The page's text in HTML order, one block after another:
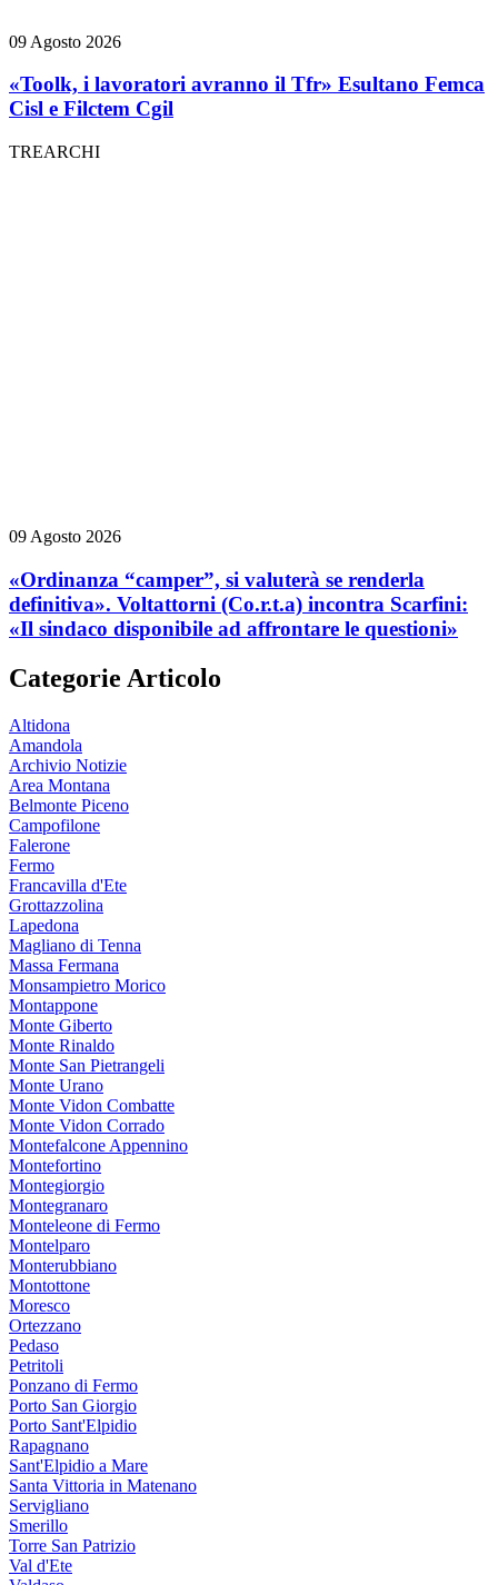
09 Agosto 2026
«Toolk, i lavoratori avranno il Tfr» Esultano Femca
Cisl e Filctem Cgil
TREARCHI
09 Agosto 2026
«Ordinanza “camper”, si valuterà se renderla
definitiva». Voltattorni (Co.r.t.a) incontra Scarfini:
«Il sindaco disponibile ad affrontare le questioni»
Categorie Articolo
Altidona
Amandola
Archivio Notizie
Area Montana
Belmonte Piceno
Campofilone
Falerone
Fermo
Francavilla d'Ete
Grottazzolina
Lapedona
Magliano di Tenna
Massa Fermana
Monsampietro Morico
Montappone
Monte Giberto
Monte Rinaldo
Monte San Pietrangeli
Monte Urano
Monte Vidon Combatte
Monte Vidon Corrado
Montefalcone Appennino
Montefortino
Montegiorgio
Montegranaro
Monteleone di Fermo
Montelparo
Monterubbiano
Montottone
Moresco
Ortezzano
Pedaso
Petritoli
Ponzano di Fermo
Porto San Giorgio
Porto Sant'Elpidio
Rapagnano
Sant'Elpidio a Mare
Santa Vittoria in Matenano
Servigliano
Smerillo
Torre San Patrizio
Val d'Ete